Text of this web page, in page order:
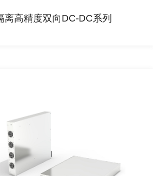
离高精度双向DC-DC系列